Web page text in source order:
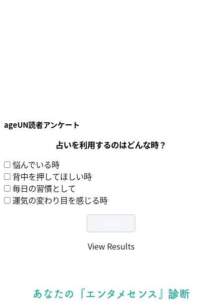
ageUN読者アンケート
占いを利用するのはどんな時？
悩んでいる時
背中を押してほしい時
毎日の習慣として
運気の変わり目を感じる時
View Results
あなたの『エンタメセンス』診断